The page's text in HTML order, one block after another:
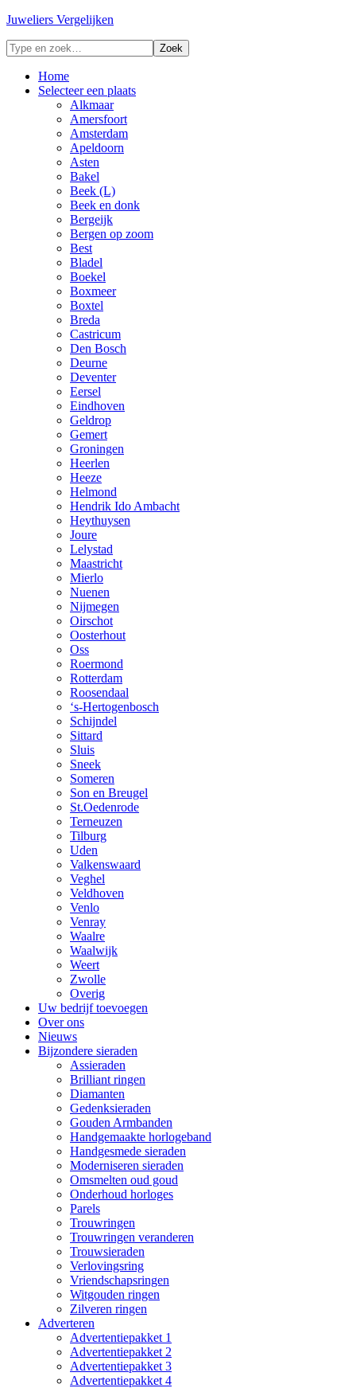
Juweliers Vergelijken
Home
Selecteer een plaats
Alkmaar
Amersfoort
Amsterdam
Apeldoorn
Asten
Bakel
Beek (L)
Beek en donk
Bergeijk
Bergen op zoom
Best
Bladel
Boekel
Boxmeer
Boxtel
Breda
Castricum
Den Bosch
Deurne
Deventer
Eersel
Eindhoven
Geldrop
Gemert
Groningen
Heerlen
Heeze
Helmond
Hendrik Ido Ambacht
Heythuysen
Joure
Lelystad
Maastricht
Mierlo
Nuenen
Nijmegen
Oirschot
Oosterhout
Oss
Roermond
Rotterdam
Roosendaal
‘s-Hertogenbosch
Schijndel
Sittard
Sluis
Sneek
Someren
Son en Breugel
St.Oedenrode
Terneuzen
Tilburg
Uden
Valkenswaard
Veghel
Veldhoven
Venlo
Venray
Waalre
Waalwijk
Weert
Zwolle
Overig
Uw bedrijf toevoegen
Over ons
Nieuws
Bijzondere sieraden
Assieraden
Brilliant ringen
Diamanten
Gedenksieraden
Gouden Armbanden
Handgemaakte horlogeband
Handgesmede sieraden
Moderniseren sieraden
Omsmelten oud goud
Onderhoud horloges
Parels
Trouwringen
Trouwringen veranderen
Trouwsieraden
Verlovingsring
Vriendschapsringen
Witgouden ringen
Zilveren ringen
Adverteren
Advertentiepakket 1
Advertentiepakket 2
Advertentiepakket 3
Advertentiepakket 4